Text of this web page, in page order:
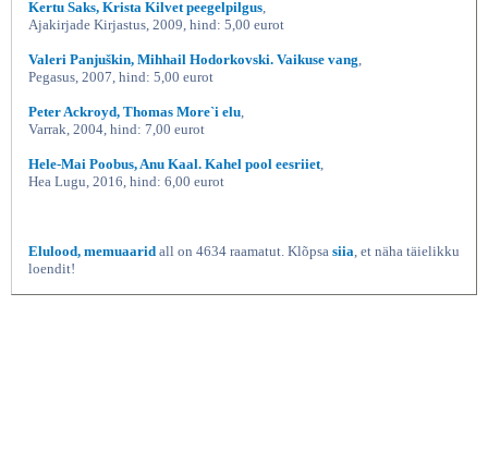
Kertu Saks, Krista Kilvet peegelpilgus
Ajakirjade Kirjastus, 2009, hind: 5,00 eurot
Valeri Panjuškin, Mihhail Hodorkovski. Vaikuse vang
Pegasus, 2007, hind: 5,00 eurot
Peter Ackroyd, Thomas More`i elu
Varrak, 2004, hind: 7,00 eurot
Hele-Mai Poobus, Anu Kaal. Kahel pool eesriiet
Hea Lugu, 2016, hind: 6,00 eurot
Elulood, memuaarid all on 4634 raamatut. Klõpsa siia , et näha täielikku
loendit!